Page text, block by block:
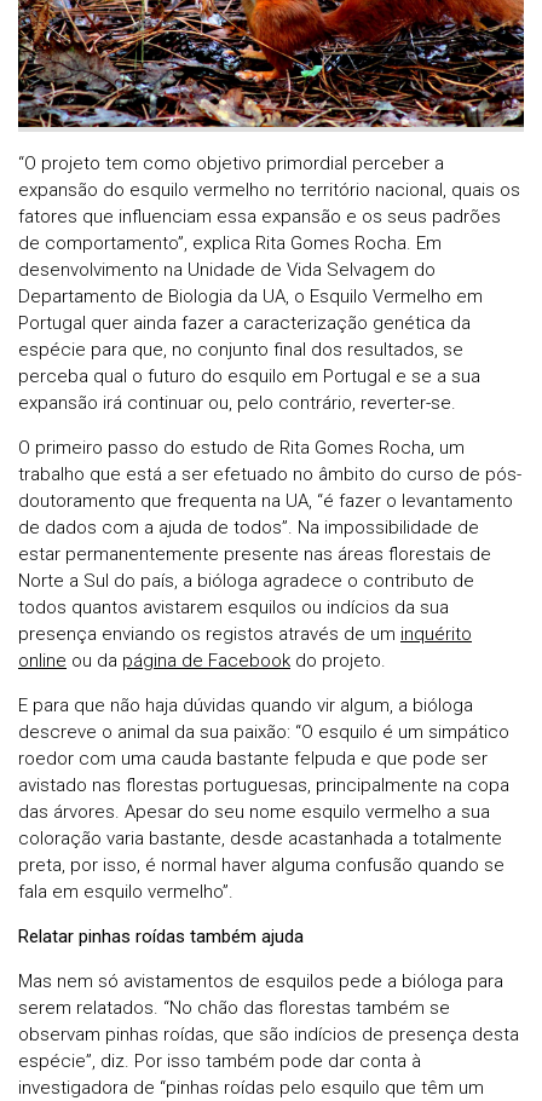
“O projeto tem como objetivo primordial perceber a
expansão do esquilo vermelho no território nacional, quais os
fatores que influenciam essa expansão e os seus padrões
de comportamento”, explica Rita Gomes Rocha. Em
desenvolvimento na Unidade de Vida Selvagem do
Departamento de Biologia da UA, o Esquilo Vermelho em
Portugal quer ainda fazer a caracterização genética da
espécie para que, no conjunto final dos resultados, se
perceba qual o futuro do esquilo em Portugal e se a sua
expansão irá continuar ou, pelo contrário, reverter-se.
O primeiro passo do estudo de Rita Gomes Rocha, um
trabalho que está a ser efetuado no âmbito do curso de pós-
doutoramento que frequenta na UA, “é fazer o levantamento
de dados com a ajuda de todos”. Na impossibilidade de
estar permanentemente presente nas áreas florestais de
Norte a Sul do país, a bióloga agradece o contributo de
todos quantos avistarem esquilos ou indícios da sua
presença enviando os registos através de um inquérito
online ou da página de Facebook do projeto.
E para que não haja dúvidas quando vir algum, a bióloga
descreve o animal da sua paixão: “O esquilo é um simpático
roedor com uma cauda bastante felpuda e que pode ser
avistado nas florestas portuguesas, principalmente na copa
das árvores. Apesar do seu nome esquilo vermelho a sua
coloração varia bastante, desde acastanhada a totalmente
preta, por isso, é normal haver alguma confusão quando se
fala em esquilo vermelho”.
Relatar pinhas roídas também ajuda
Mas nem só avistamentos de esquilos pede a bióloga para
serem relatados. “No chão das florestas também se
observam pinhas roídas, que são indícios de presença desta
espécie”, diz. Por isso também pode dar conta à
investigadora de “pinhas roídas pelo esquilo que têm um